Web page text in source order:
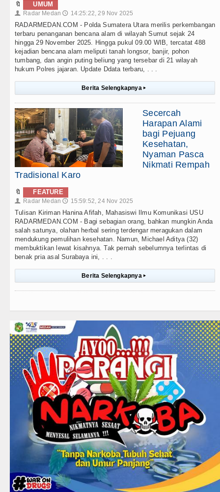
🔖 UMUM
👤 Radar Medan 🕔 14:25:22, 29 Nov 2025
RADARMEDAN.COM - Polda Sumatera Utara merilis perkembangan
terbaru penanganan bencana alam di wilayah Sumut sejak 24
hingga 29 November 2025. Hingga pukul 09.00 WIB, tercatat 488
kejadian bencana alam meliputi tanah longsor, banjir, pohon
tumbang, dan angin puting beliung yang tersebar di 21 wilayah
hukum Polres jajaran. Update Ddata terbaru, . . .
Berita Selengkapnya ▸
Secercah
Harapan Alami
bagi Pejuang
Kesehatan,
Nyaman Pasca
Nikmati Rempah
Tradisional Karo
🔖 FEATURE
👤 Radar Medan 🕔 15:59:52, 24 Nov 2025
Tulisan Kiriman Hanina Afifah, Mahasiswi Ilmu Komunikasi USU
RADARMEDAN.COM - Bagi sebagian orang, bahkan mungkin Anda
salah satunya, olahan herbal sering terdengar meragukan dalam
mendukung pemulihan kesehatan. Namun, Michael Aditya (32)
membuktikan lewat kisahnya. Tak pernah sebelumnya terlintas di
benak pria asal Surabaya ini, . . .
Berita Selengkapnya ▸